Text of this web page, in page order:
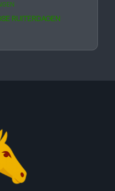
RUITERDAGEN